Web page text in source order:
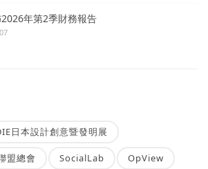
年第2季財務報告
日本設計創意暨發明展
盟總會 SocialLab OpView